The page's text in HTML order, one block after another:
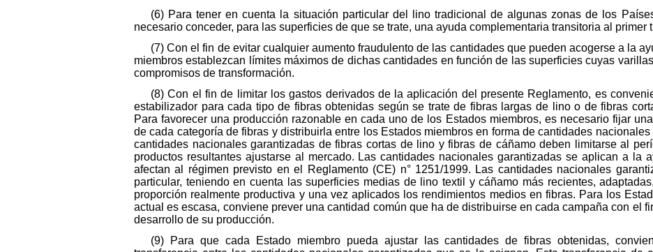
(6) Para tener en cuenta la situación particular del lino tradicional de algunas zonas de los
necesario conceder, para las superficies de que se trate, una ayuda complementaria transitoria al primer
(7) Con el fin de evitar cualquier aumento fraudulento de las cantidades que pueden acogerse a la
miembros establezcan límites máximos de dichas cantidades en función de las superficies cuyas
compromisos de transformación.
(8) Con el fin de limitar los gastos derivados de la aplicación del presente Reglamento, es
estabilizador para cada tipo de fibras obtenidas según se trate de fibras largas de lino o de fibras
Para favorecer una producción razonable en cada uno de los Estados miembros, es necesario fijar
de cada categoría de fibras y distribuirla entre los Estados miembros en forma de cantidades
cantidades nacionales garantizadas de fibras cortas de lino y fibras de cáñamo deben limitarse al
productos resultantes ajustarse al mercado. Las cantidades nacionales garantizadas se aplican a la
afectan al régimen previsto en el Reglamento (CE) n° 1251/1999. Las cantidades nacionales
particular, teniendo en cuenta las superficies medias de lino textil y cáñamo más recientes,
proporción realmente productiva y una vez aplicados los rendimientos medios en fibras. Para los
actual es escasa, conviene prever una cantidad común que ha de distribuirse en cada campaña con el
desarrollo de su producción.
(9) Para que cada Estado miembro pueda ajustar las cantidades de fibras obtenidas,